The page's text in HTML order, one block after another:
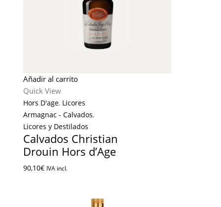
Añadir al carrito
Quick View
Hors D'age, Licores
Armagnac - Calvados,
Licores y Destilados
Calvados Christian
Drouin Hors d’Age
90,10€ IVA incl.